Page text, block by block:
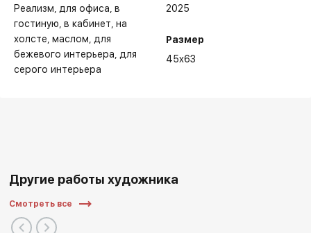
Реализм для офиса в
гостиную в кабинет на
холсте маслом для
бежевого интерьера для
серого интерьера
2025
Размер
45x63
Другие работы художника
Смотреть все